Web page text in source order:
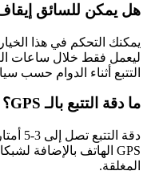
هل يمكن للسائق إيقاف
يمكنك التحكم في هذا
ليعمل فقط خلال ساعات
التتبع أثناء الدوام حسب
ما دقة التتبع بالـ GPS؟
دقة
المغلقة.